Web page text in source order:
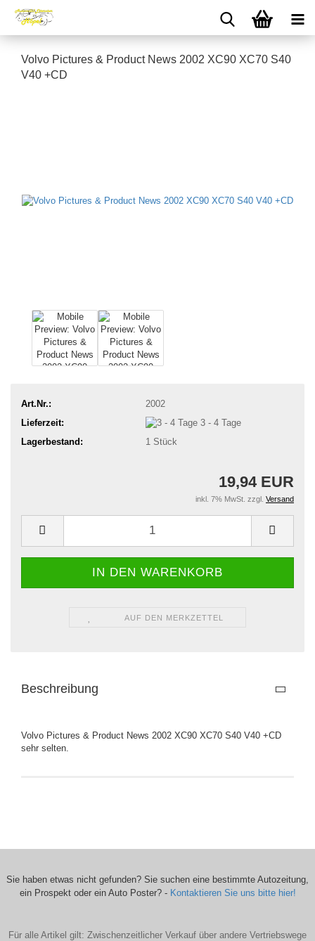
Volvo Pictures & Product News 2002 XC90 XC70 S40
V40 +CD
Art.Nr.:
2002
Lieferzeit:
3 - 4 Tage
Lagerbestand:
1 Stück
19,94 EUR
inkl. 7% MwSt. zzgl. Versand
AUF DEN MERKZETTEL
Beschreibung
Volvo Pictures & Product News 2002 XC90 XC70 S40 V40 +CD
sehr selten.
Sie haben etwas nicht gefunden? Sie suchen eine bestimmte Autozeitung,
ein Prospekt oder ein Auto Poster? - Kontaktieren Sie uns bitte hier!
Für alle Artikel gilt: Zwischenzeitlicher Verkauf über andere Vertriebswege